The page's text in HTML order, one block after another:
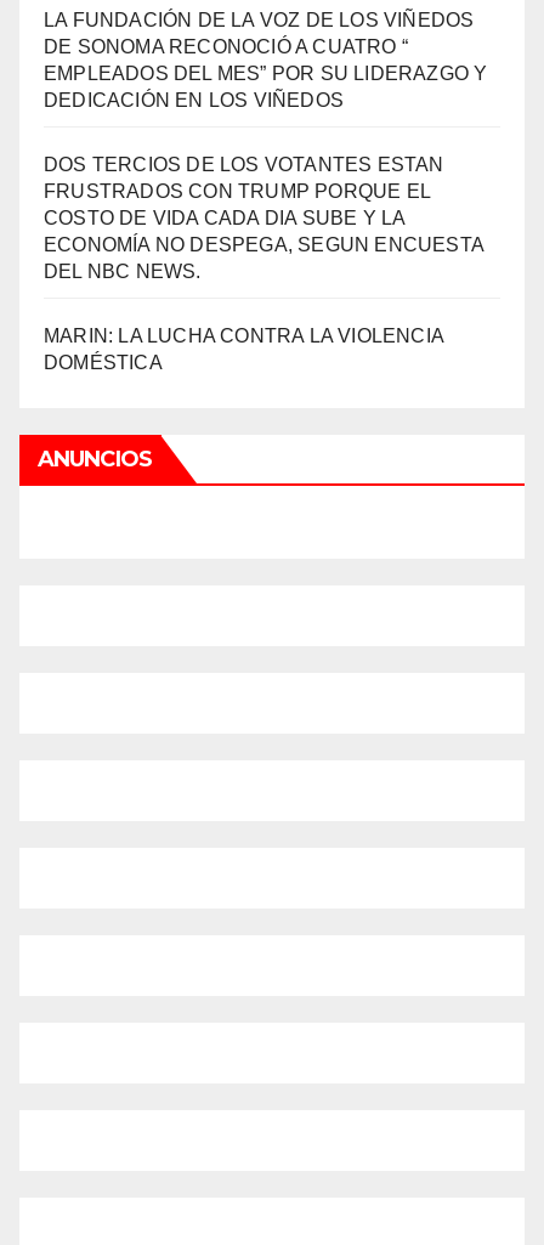
LA FUNDACIÓN DE LA VOZ DE LOS VIÑEDOS
DE SONOMA RECONOCIÓ A CUATRO “
EMPLEADOS DEL MES” POR SU LIDERAZGO Y
DEDICACIÓN EN LOS VIÑEDOS
DOS TERCIOS DE LOS VOTANTES ESTAN
FRUSTRADOS CON TRUMP PORQUE EL
COSTO DE VIDA CADA DIA SUBE Y LA
ECONOMÍA NO DESPEGA, SEGUN ENCUESTA
DEL NBC NEWS.
MARIN: LA LUCHA CONTRA LA VIOLENCIA
DOMÉSTICA
ANUNCIOS